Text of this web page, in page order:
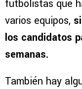
futbolistas que
varios equipos,
los candidatos
semanas.
También hay